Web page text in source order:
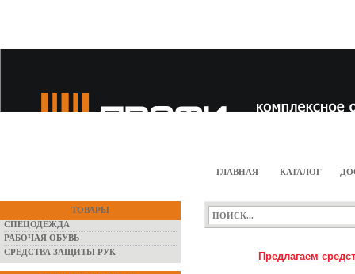
ГЛАВНАЯ КАТАЛОГ
ТОВАРЫ
СПЕЦОДЕЖДА
РАБОЧАЯ ОБУВЬ
СРЕДСТВА ЗАЩИТЫ РУК
Предлагаем